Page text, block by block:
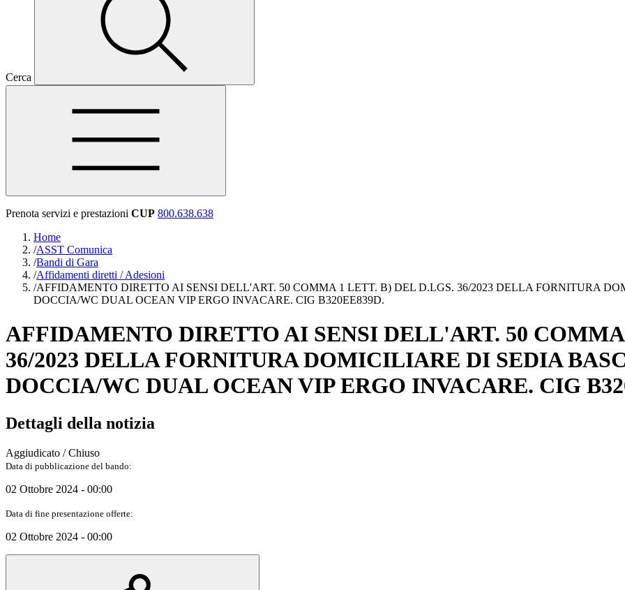
Cerca
Prenota servizi e prestazioni CUP 800.638.638
Home
/ASST Comunica
/Bandi di Gara
/Affidamenti diretti / Adesioni
/AFFIDAMENTO DIRETTO AI SENSI DELL'ART. 50 COMMA 1 LETT. B) DEL D.LGS. 36/2023 DELLA FORNITURA
DOCCIA/WC DUAL OCEAN VIP ERGO INVACARE. CIG B320EE839D.
AFFIDAMENTO DIRETTO AI SENSI DELL'ART. 50
36/2023 DELLA FORNITURA DOMICILIARE DI SEDIA
DOCCIA/WC DUAL OCEAN VIP ERGO INVACARE. CIG
Dettagli della notizia
Aggiudicato / Chiuso
Data di pubblicazione del bando:
02 Ottobre 2024 - 00:00
Data di fine presentazione offerte:
02 Ottobre 2024 - 00:00